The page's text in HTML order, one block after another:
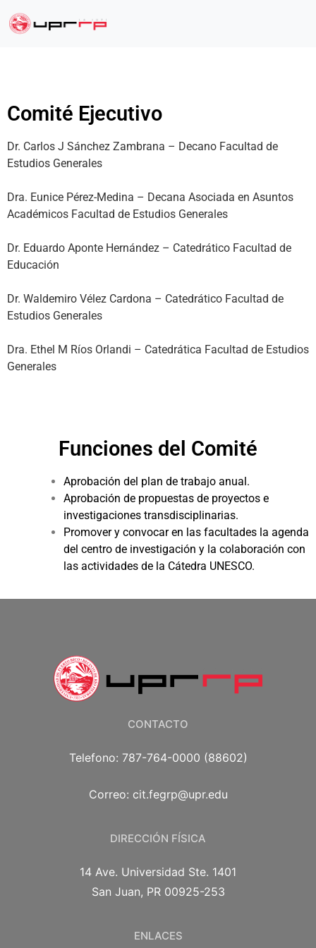
Comité Ejecutivo
Dr. Carlos J Sánchez Zambrana – Decano Facultad de
Estudios Generales
Dra. Eunice Pérez-Medina – Decana Asociada en Asuntos
Académicos Facultad de Estudios Generales
Dr. Eduardo Aponte Hernández – Catedrático Facultad de
Educación
Dr. Waldemiro Vélez Cardona – Catedrático Facultad de
Estudios Generales
Dra. Ethel M Ríos Orlandi – Catedrática Facultad de Estudios
Generales
Funciones del Comité
Aprobación del plan de trabajo anual.
Aprobación de propuestas de proyectos e
investigaciones transdisciplinarias.
Promover y convocar en las facultades la agenda
del centro de investigación y la colaboración con
las actividades de la Cátedra UNESCO.
CONTACTO
Telefono: 787-764-0000 (88602)
Correo: cit.fegrp@upr.edu
DIRECCIÓN FÍSICA
14 Ave. Universidad Ste. 1401
San Juan, PR 00925-253
ENLACES